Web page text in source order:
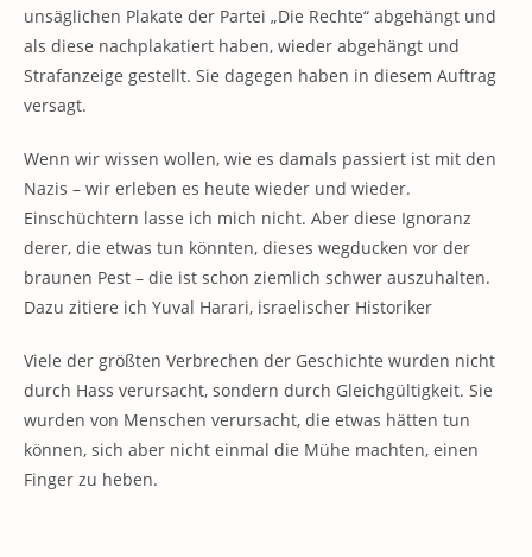
unsäglichen Plakate der Partei „Die Rechte“ abgehängt und
als diese nachplakatiert haben, wieder abgehängt und
Strafanzeige gestellt. Sie dagegen haben in diesem Auftrag
versagt.
Wenn wir wissen wollen, wie es damals passiert ist mit den
Nazis – wir erleben es heute wieder und wieder.
Einschüchtern lasse ich mich nicht. Aber diese Ignoranz
derer, die etwas tun könnten, dieses wegducken vor der
braunen Pest – die ist schon ziemlich schwer auszuhalten.
Dazu zitiere ich Yuval Harari, israelischer Historiker
Viele der größten Verbrechen der Geschichte wurden nicht
durch Hass verursacht, sondern durch Gleichgültigkeit. Sie
wurden von Menschen verursacht, die etwas hätten tun
können, sich aber nicht einmal die Mühe machten, einen
Finger zu heben.